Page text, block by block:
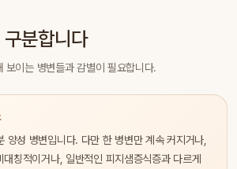
분합니다
보이는 병변들과 감별이 필요합니다.
양성 병변입니다. 다만 한 병변만 계속 커지거나,
칭적이거나, 일반적인 피지샘증식증과 다르게